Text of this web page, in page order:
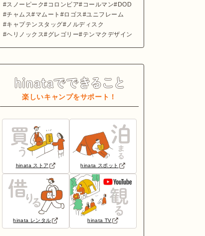
スノーピーク
コロンビア コールマン
DOD
チャムス
マムート ロゴス
ユニフレーム
キャプテンスタッグ
ノルディスク
ヘリノックス
グレゴリー テンマクデザイン
楽しいキャンプをサポート！
hinata ストア hinata スポット
hinata レンタル hinata TV